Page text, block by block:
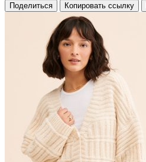
Поделиться Копировать ссылку